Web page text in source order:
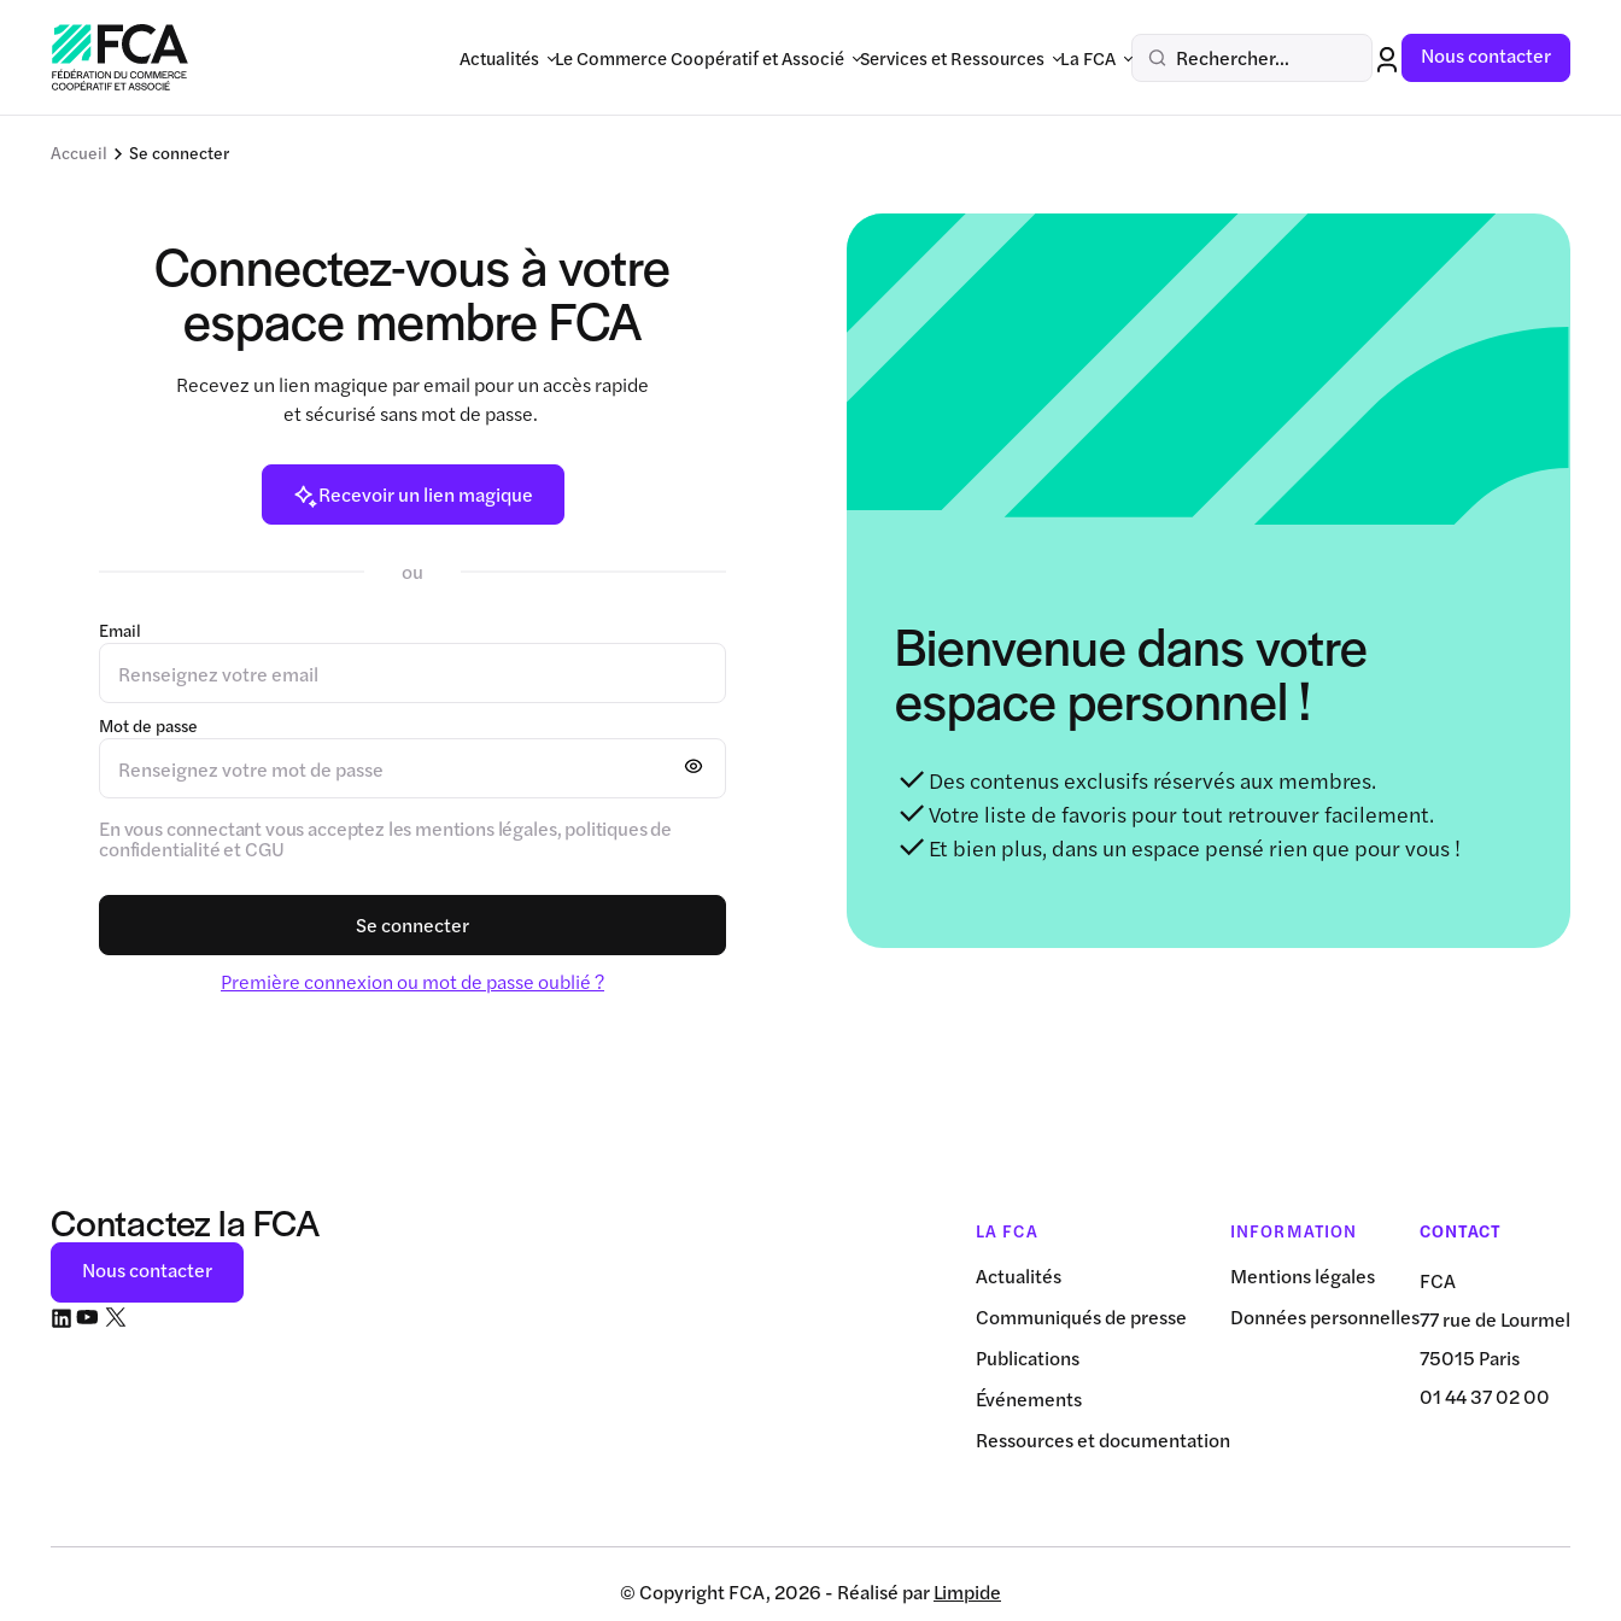
Actualités Le Commerce Coopératif et Associé Services et Ressources La FCA Rechercher... Nous contacter
Accueil Se connecter
Connectez-vous à votre
espace membre FCA
Recevez un lien magique par email pour un accès rapide
et sécurisé sans mot de passe.
Recevoir un lien magique
ou
Email
Mot de passe
En vous connectant vous acceptez les mentions légales, politiques de
confidentialité et CGU
Se connecter
Première connexion ou mot de passe oublié ?
Bienvenue dans votre
espace personnel !
Des contenus exclusifs réservés aux membres.
Votre liste de favoris pour tout retrouver facilement.
Et bien plus, dans un espace pensé rien que pour vous !
Contactez la FCA
Nous contacter
LA FCA
Actualités
Communiqués de presse
Publications
Événements
Ressources et documentation
INFORMATION
Mentions légales
Données personnelles
CONTACT
FCA
77 rue de Lourmel
75015 Paris
01 44 37 02 00
© Copyright FCA, 2026 - Réalisé parLimpide